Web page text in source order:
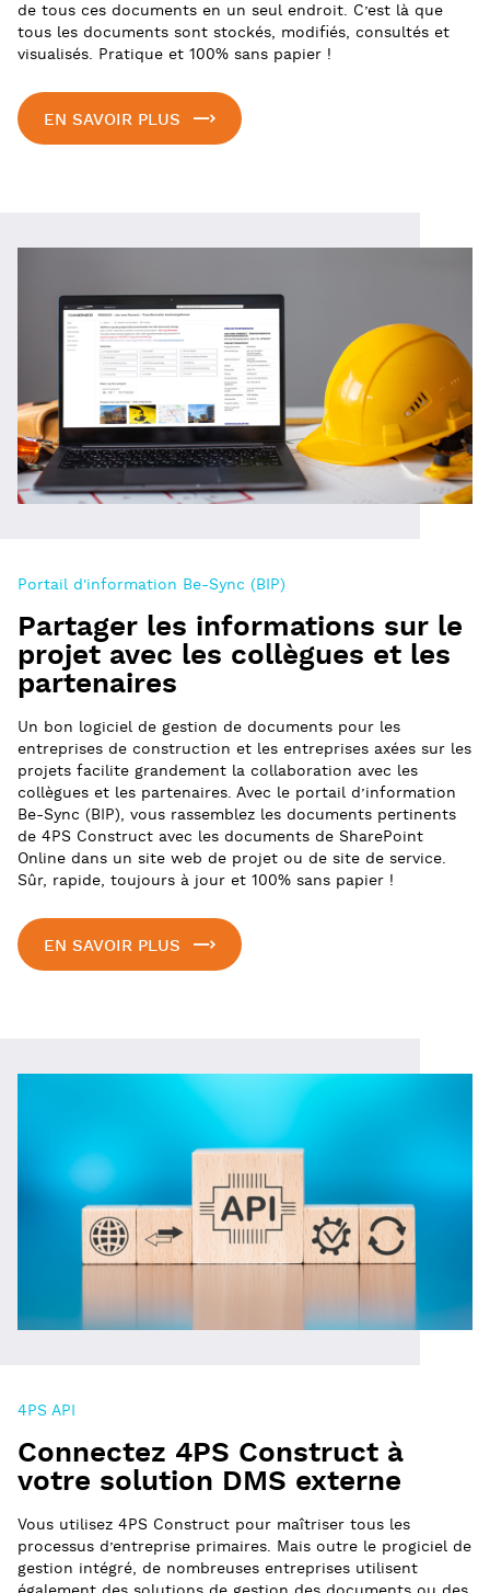
de tous ces documents en un seul endroit. C’est là que
tous les documents sont stockés, modifiés, consultés et
visualisés. Pratique et 100% sans papier !
EN SAVOIR PLUS
Portail d'information Be-Sync (BIP)
Partager les informations sur le
projet avec les collègues et les
partenaires
Un bon logiciel de gestion de documents pour les
entreprises de construction et les entreprises axées sur les
projets facilite grandement la collaboration avec les
collègues et les partenaires. Avec le portail d’information
Be-Sync (BIP), vous rassemblez les documents pertinents
de 4PS Construct avec les documents de SharePoint
Online dans un site web de projet ou de site de service.
Sûr, rapide, toujours à jour et 100% sans papier !
EN SAVOIR PLUS
4PS API
Connectez 4PS Construct à
votre solution DMS externe
Vous utilisez 4PS Construct pour maîtriser tous les
processus d’entreprise primaires. Mais outre le progiciel de
gestion intégré, de nombreuses entreprises utilisent